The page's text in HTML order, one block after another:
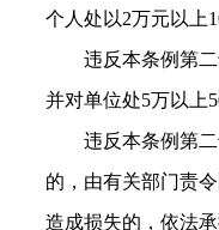
个人处以2万元以上
违反本条例第
并对单位处5万以上
违反本条例第
的，由有关部门责
造成损失的，依法承